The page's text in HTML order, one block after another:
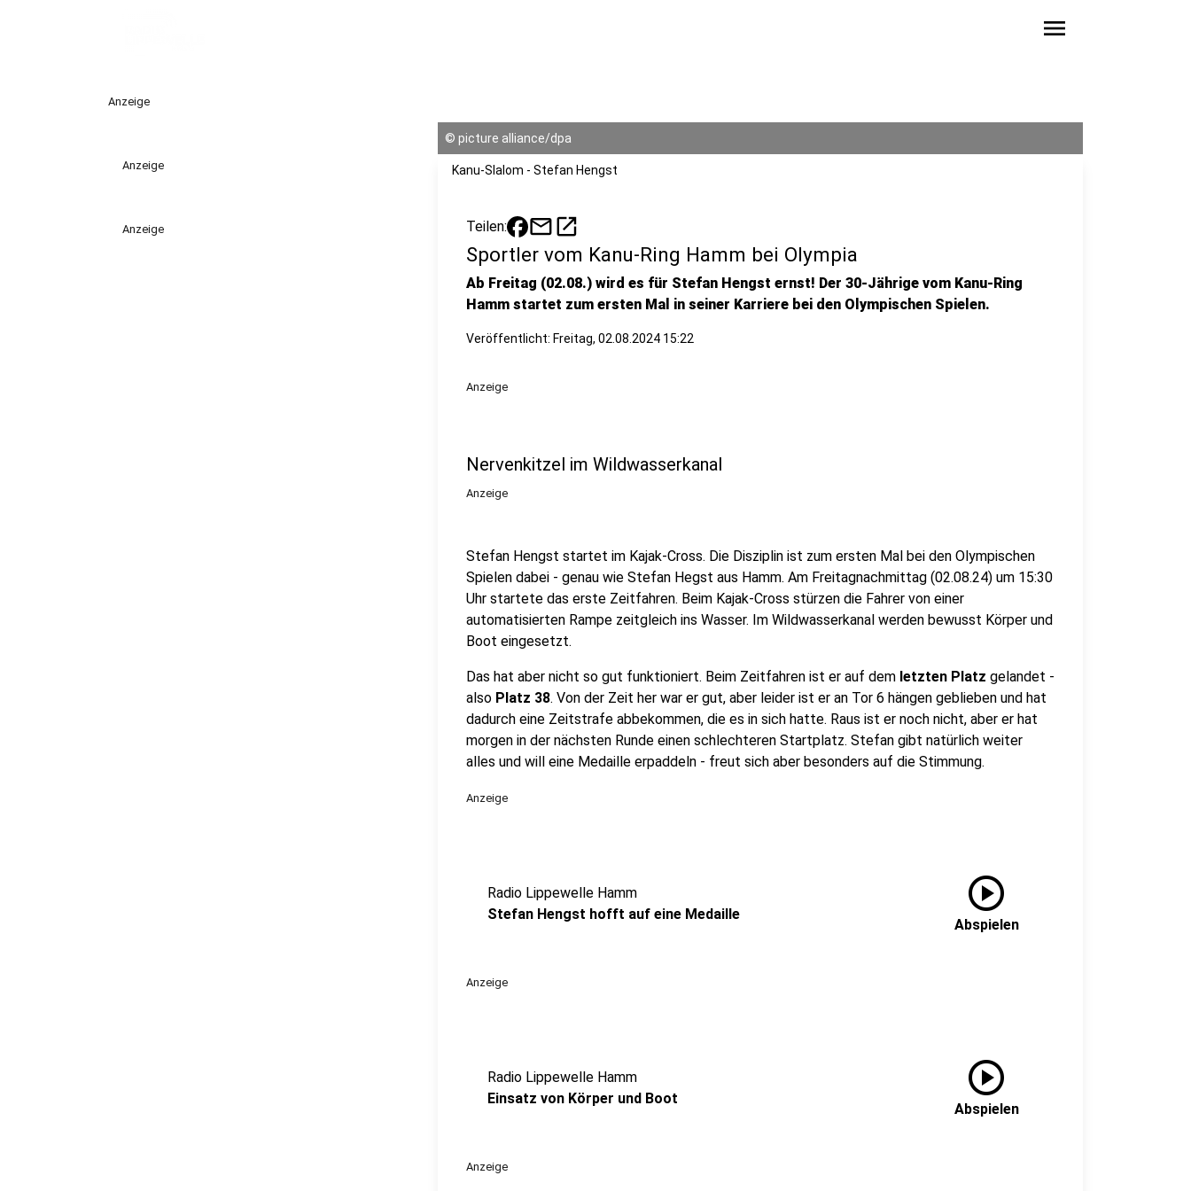
menu
Anzeige
Anzeige
Anzeige
© picture alliance/dpa
Kanu-Slalom - Stefan Hengst
Teilen: mailopen_in_new
Sportler vom Kanu-Ring Hamm bei Olympia
Ab Freitag (02.08.) wird es für Stefan Hengst ernst! Der 30-Jährige vom Kanu-Ring
Hamm startet zum ersten Mal in seiner Karriere bei den Olympischen Spielen.
Veröffentlicht: Freitag, 02.08.2024 15:22
Anzeige
Nervenkitzel im Wildwasserkanal
Anzeige
Stefan Hengst startet im Kajak-Cross. Die Disziplin ist zum ersten Mal bei den Olympischen
Spielen dabei - genau wie Stefan Hegst aus Hamm. Am Freitagnachmittag (02.08.24) um 15:30
Uhr startete das erste Zeitfahren. Beim Kajak-Cross stürzen die Fahrer von einer
automatisierten Rampe zeitgleich ins Wasser. Im Wildwasserkanal werden bewusst Körper und
Boot eingesetzt.
Das hat aber nicht so gut funktioniert. Beim Zeitfahren ist er auf dem letzten Platz gelandet -
also Platz 38. Von der Zeit her war er gut, aber leider ist er an Tor 6 hängen geblieben und hat
dadurch eine Zeitstrafe abbekommen, die es in sich hatte. Raus ist er noch nicht, aber er hat
morgen in der nächsten Runde einen schlechteren Startplatz. Stefan gibt natürlich weiter
alles und will eine Medaille erpaddeln - freut sich aber besonders auf die Stimmung.
Anzeige
Radio Lippewelle Hamm
Stefan Hengst hofft auf eine Medaille
play_circle
Abspielen
Anzeige
Radio Lippewelle Hamm
Einsatz von Körper und Boot
play_circle
Abspielen
Anzeige